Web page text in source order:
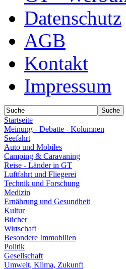
Datenschutz
AGB
Kontakt
Impressum
Startseite
Meinung - Debatte - Kolumnen
Seefahrt
Auto und Mobiles
Camping & Caravaning
Reise - Länder in GT
Luftfahrt und Fliegerei
Technik und Forschung
Medizin
Ernährung und Gesundheit
Kultur
Bücher
Wirtschaft
Besondere Immobilien
Politik
Gesellschaft
Umwelt, Klima, Zukunft